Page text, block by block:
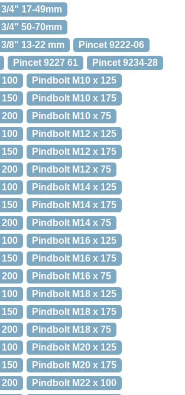
4" 17-49mm
4" 50-70mm
8" 13-22 mm
Pincet 9222-06
Pincet 9227 61
Pincet 9234-28
Pindbolt M10 x 125
Pindbolt M10 x 175
Pindbolt M10 x 75
Pindbolt M12 x 125
Pindbolt M12 x 175
Pindbolt M12 x 75
Pindbolt M14 x 125
Pindbolt M14 x 175
Pindbolt M14 x 75
Pindbolt M16 x 125
Pindbolt M16 x 175
Pindbolt M16 x 75
Pindbolt M18 x 125
Pindbolt M18 x 175
Pindbolt M18 x 75
Pindbolt M20 x 125
Pindbolt M20 x 175
Pindbolt M22 x 100